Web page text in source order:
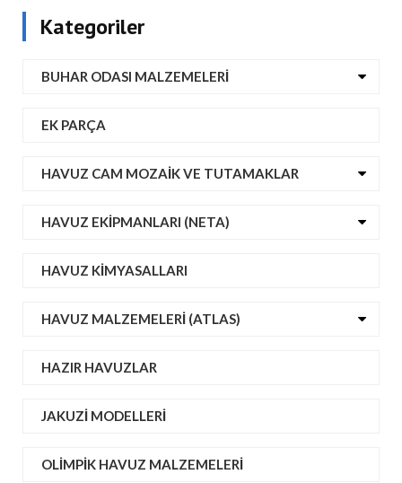
Kategoriler
BUHAR ODASI MALZEMELERI
EK PARÇA
HAVUZ CAM MOZAIK VE TUTAMAKLAR
HAVUZ EKIPMANLARI (NETA)
HAVUZ KIMYASALLARI
HAVUZ MALZEMELERI (ATLAS)
HAZIR HAVUZLAR
JAKUZI MODELLERI
OLIMPIK HAVUZ MALZEMELERI